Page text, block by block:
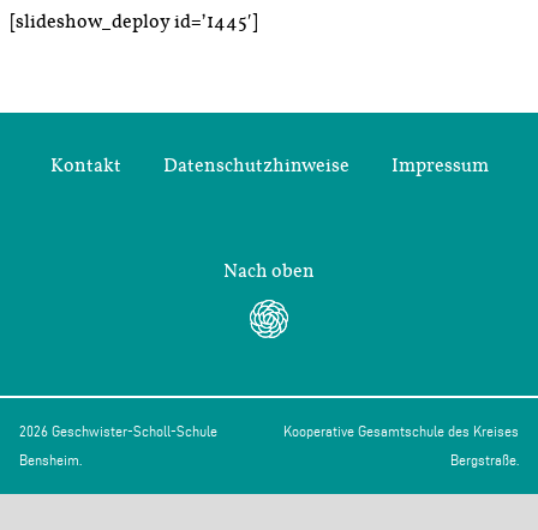
[slideshow_deploy id=’1445′]
Kontakt Datenschutzhinweise Impressum
Nach oben
2026 Geschwister-Scholl-Schule
Bensheim.
Kooperative Gesamtschule des Kreises
Bergstraße.